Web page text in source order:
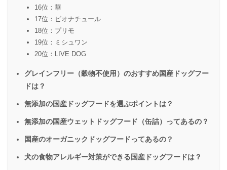
16位：華
17位：ビオナチュール
18位：プリモ
19位：ミシュワン
20位：LIVE DOG
グレインフリー（穀物不使用）のおすすめ国産ドッグフー
ドは？
無添加の国産ドッグフードを選ぶポイントは？
無添加の国産ウェットドッグフード（缶詰）ってあるの？
国産のオーガニックドッグフードってあるの？
犬の食物アレルギー対策ができる国産ドッグフードは？